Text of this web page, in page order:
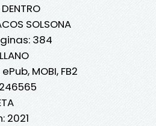
SOLSONA
384
MOBI, FB2
2021